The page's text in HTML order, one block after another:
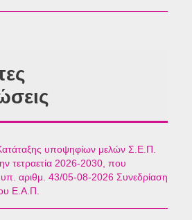
υποψηφίων μελών Σ.Ε.Π.
τετραετία 2026-2030, που
υπ. αριθμ. 43/05-08-2026 Συνεδρίαση
Ε.Α.Π.